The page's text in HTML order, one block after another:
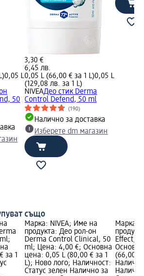
0,05 L
50
3,30 €
6,45 лв.
0,05 L (66,00 € за 1 L)0,05 L
(129,08 лв. за 1 L)
NIVEAДео стик Derma
Control Defend, 50 ml
(190)
Налично за доставка
Изберете dm магазин
също
за 1
Марка: NIVEA; Име на
продукта: Део рол-он
Derma Control Clinical, 50
ml; Цена: 4,00 €; Основна
цена: 0,05 L (80,00 € за 1
L); Ново лого; Наличност:
Статус зелен Налично за
Марка:
Effect,
(66,00 €